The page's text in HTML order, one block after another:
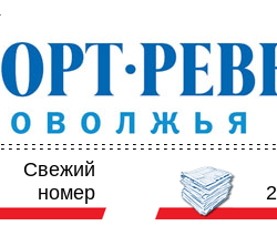
Свежий
номер